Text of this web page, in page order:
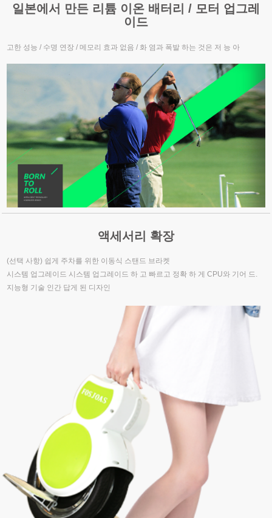
일본에서 만든 리튬 이온 배터리 / 모터 업그레
이드
고한 성능 / 수명 연장 / 메모리 효과 없음 / 화 염과 폭발 하는 것은 저 능 아
액세서리 확장
(선택 사항) 쉽게 주차를 위한 이동식 스탠드 브라켓
시스템 업그레이드 시스템 업그레이드 하 고 빠르고 정확 하 게 CPU와 기어 드.
지능형 기술 인간 답게 된 디자인